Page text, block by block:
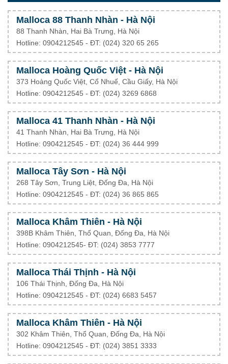
Malloca 88 Thanh Nhàn - Hà Nội
88 Thanh Nhàn, Hai Bà Trưng, Hà Nội
Hotline: 0904212545 - ĐT: (024) 320 65 265
Malloca Hoàng Quốc Việt - Hà Nội
373 Hoàng Quốc Việt, Cổ Nhuế, Cầu Giấy, Hà Nội
Hotline: 0904212545 - ĐT: (024) 3269 6868
Malloca 41 Thanh Nhàn - Hà Nội
41 Thanh Nhàn, Hai Bà Trưng, Hà Nội
Hotline: 0904212545 - ĐT: (024) 36 444 999
Malloca Tây Sơn - Hà Nội
268 Tây Sơn, Trung Liệt, Đống Đa, Hà Nội
Hotline: 0904212545 - ĐT: (024) 36 865 865
Malloca Khâm Thiên - Hà Nội
398B Khâm Thiên, Thổ Quan, Đống Đa, Hà Nội
Hotline: 0904212545- ĐT: (024) 3853 7777
Malloca Thái Thịnh - Hà Nội
106 Thái Thịnh, Đống Đa, Hà Nội
Hotline: 0904212545 - ĐT: (024) 6683 5457
Malloca Khâm Thiên - Hà Nội
302 Khâm Thiên, Thổ Quan, Đống Đa, Hà Nội
Hotline: 0904212545 - ĐT: (024) 3851 3333